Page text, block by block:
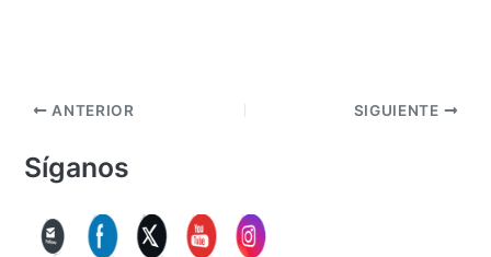
ANTERIOR SIGUIENTE
Síganos